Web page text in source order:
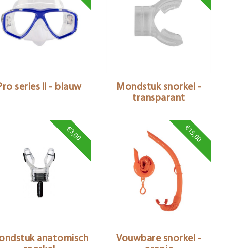
series II - blauw
Mondstuk snorkel -
transparant
€3,00
anatomisch
€15,00
Vouwbare snorkel -